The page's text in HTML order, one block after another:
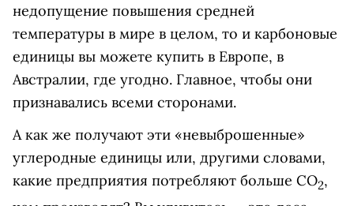
недопущение повышения средней
температуры в мире в целом, то и карбоновые
единицы вы можете купить в Европе, в
Австралии, где угодно. Главное, чтобы они
признавались всеми сторонами.
А как же получают эти «невыброшенные»
углеродные единицы или, другими словами,
какие предприятия потребляют больше СО2,